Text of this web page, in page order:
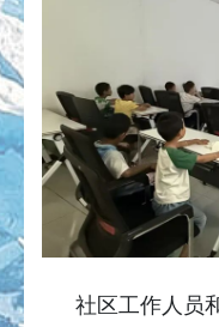
社区工作人员